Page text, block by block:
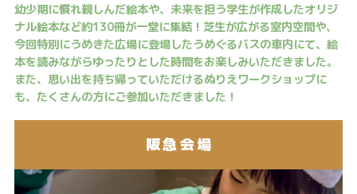
幼少期に慣れ親しんだ絵本や、未来を担う学生が作成したオリジ
ナル絵本など約130冊が一堂に集結！芝生が広がる室内空間や、
今回特別にうめきた広場に登場したうめぐるバスの車内にて、絵
本を読みながらゆったりとした時間をお楽しみいただきました。
また、思い出を持ち帰っていただけるぬりえワークショップに
も、たくさんの方にご参加いただきました！
阪急会場